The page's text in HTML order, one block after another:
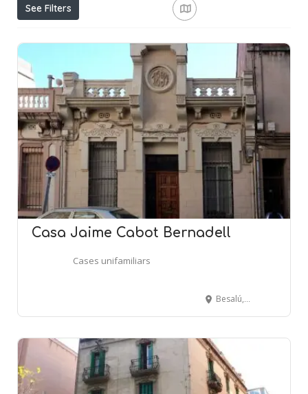
See Filters
Casa Jaime Cabot Bernadell
Cases unifamiliars
Besalú, 18 - BARCELONA